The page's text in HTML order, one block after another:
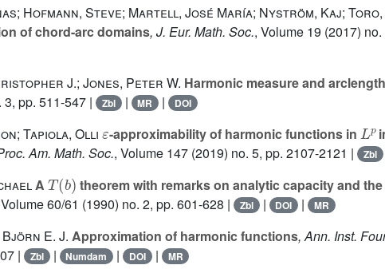
Hofmann, Steve; Martell, José María; Nyström, Kaj;
of chord-arc domains, J. Eur. Math. Soc., Volume 19 (2017)
J.; Jones, Peter W. Harmonic measure and arclength
3, pp. 511-547 | Zbl | MR | DOI
Tapiola, Olli -approximability of harmonic functions in
Am. Math. Soc., Volume 147 (2019) no. 5, pp. 2107-2121 | Zbl
A
b )
theorem with remarks on analytic capacity and
60/61 (1990) no. 2, pp. 601-628 | Zbl | DOI | MR
E. J. Approximation of harmonic functions, Ann. Inst.
|
Zbl | Numdam | DOI | MR